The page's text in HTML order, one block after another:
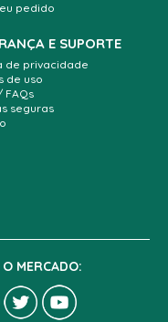
pedido
E SUPORTE
de privacidade
de uso
FAQs
seguras
MERCADO: